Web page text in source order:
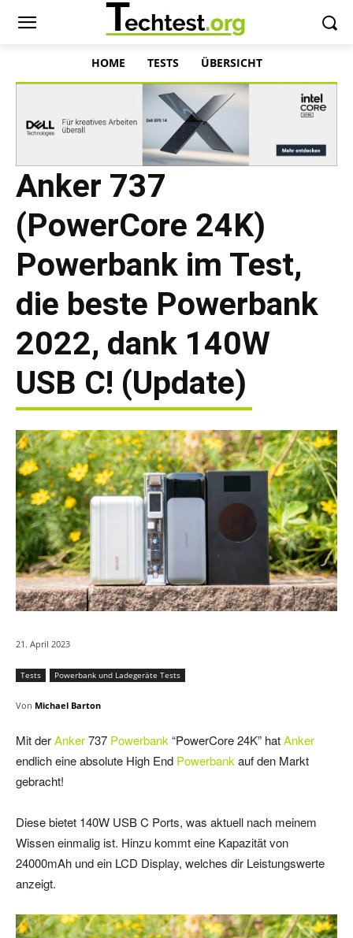
HOME TESTS ÜBERSICHT
Anker 737
(PowerCore 24K)
Powerbank im Test,
die beste Powerbank
2022, dank 140W
USB C! (Update)
21. April 2023
Tests Powerbank und Ladegeräte Tests
Von Michael Barton
Mit derAnker737 Powerbank “PowerCore 24K” hatAnker
endlich eine absolute High End Powerbank auf den Markt
gebracht!
Diese bietet 140W USB C Ports, was aktuell nach meinem
Wissen einmalig ist. Hinzu kommt eine Kapazität von
24000mAh und ein LCD Display, welches dir Leistungswerte
anzeigt.